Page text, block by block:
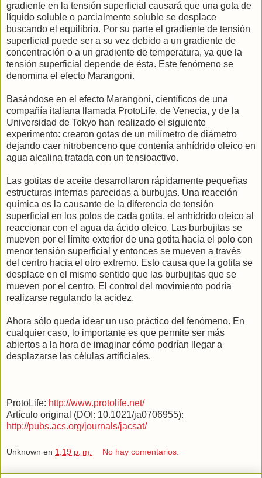
gradiente en la tensión superficial causará que una gota de
líquido soluble o parcialmente soluble se desplace
buscando el equilibrio. Por su parte el gradiente de tensión
superficial puede ser a su vez debido a un gradiente de
concentración o a un gradiente de temperatura, ya que la
tensión superficial depende de ésta. Este fenómeno se
denomina el efecto Marangoni.
Basándose en el efecto Marangoni, científicos de una
compañía italiana llamada ProtoLife, de Venecia, y de la
Universidad de Tokyo han realizado el siguiente
experimento: crearon gotas de un milímetro de diámetro
dejando caer nitrobenceno que contenía anhídrido oleico en
agua alcalina tratada con un tensioactivo.
Las gotitas de aceite desarrollaron rápidamente pequeñas
estructuras internas parecidas a burbujas. Una reacción
química es la causante de la diferencia de tensión
superficial en los polos de cada gotita, el anhídrido oleico al
reaccionar con el agua da ácido oleico. Las burbujitas se
mueven por el límite exterior de una gotita hacia el polo con
menor tensión superficial y entonces se mueven a través
del centro hacia el otro extremo. Esto causa que la gotita se
desplace en el mismo sentido que las burbujitas que se
mueven por el centro. El control del movimiento podría
realizarse regulando la acidez.
Ahora sólo queda idear un uso práctico del fenómeno. En
cualquier caso, lo importante es que permite ser más
abiertos a la hora de imaginar cómo podrían llegar a
desplazarse las células artificiales.
ProtoLife: http://www.protolife.net/
Artículo original (DOI: 10.1021/ja0706955):
http://pubs.acs.org/journals/jacsat/
Unknown en 1:19 p. m. No hay comentarios: